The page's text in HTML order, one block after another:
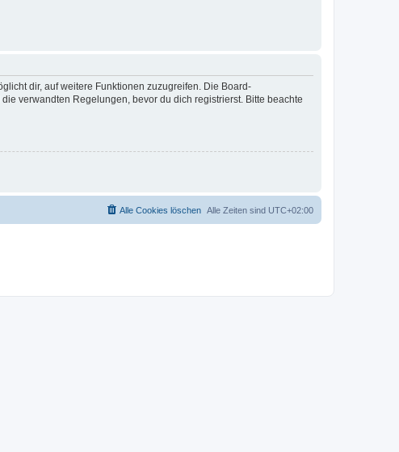
dir, auf weitere Funktionen zuzugreifen. Die Board-
verwandten Regelungen, bevor du dich registrierst. Bitte beachte
Alle Zeiten sind UTC+02:00
Alle Cookies löschen